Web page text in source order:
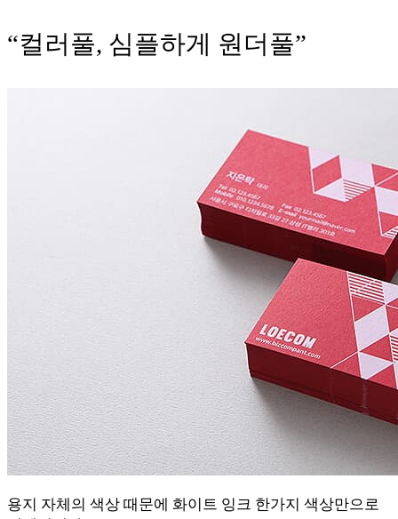
“컬러풀, 심플하게 원더풀”
용지 자체의 색상 때문에 화이트 잉크 한가지 색상만으로